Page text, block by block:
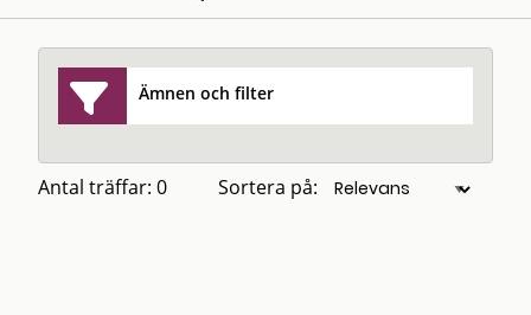
Ämnen och filter
Antal träffar: 0 Sortera på: